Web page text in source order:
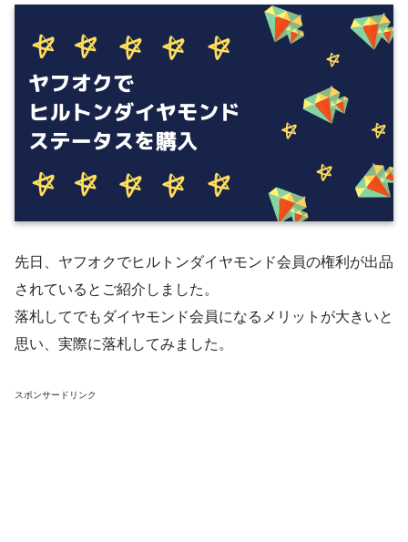
先日、ヤフオクでヒルトンダイヤモンド会員の権利が出品
されているとご紹介しました。
落札してでもダイヤモンド会員になるメリットが大きいと
思い、実際に落札してみました。
スポンサードリンク